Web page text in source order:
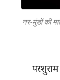
नर-मुंडों की